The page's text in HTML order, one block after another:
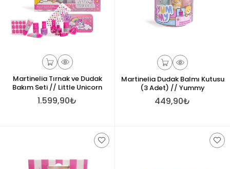
Martinelia Tırnak ve Dudak
Bakım Seti // Little Unicorn
1.599,90₺
Martinelia Dudak Balmı Kutusu
(3 Adet) // Yummy
449,90₺